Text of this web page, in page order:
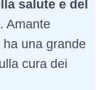
salute e del
. Amante
una grande
cura dei